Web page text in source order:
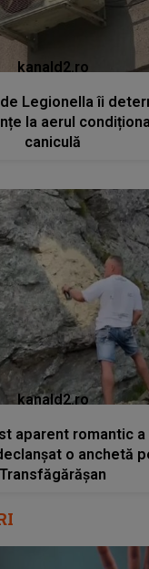
kanald2.ro
Legionella îi
la aerul
caniculă
kanald2.ro
aparent romantic
o anchetă
Transfăgărășan